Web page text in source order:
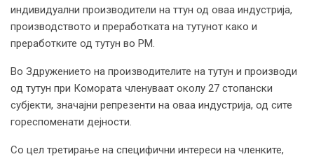
индивидуални производители на ттун од оваа индустрија,
производството и преработката на тутунот како и
преработките од тутун во РМ.
Во Здружението на производителите на тутун и производи
од тутун при Комората членуваат околу 27 стопански
субјекти, значајни репрезенти на оваа индустрија, од сите
гореспоменати дејности.
Со цел третирање на специфични интереси на членките,